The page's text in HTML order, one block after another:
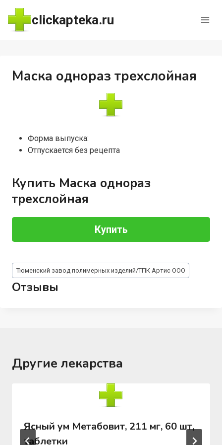
Перейти
содержимому
clickapteka.ru
Маска однораз трехслойная
Форма выпуска:
Отпускается без рецепта
Купить Маска однораз
трехслойная
Купить
Метки
записи:
Тюменский завод полимерных изделий/ТПК Артис ООО
Отзывы
Другие лекарства
Ясный ум Метабовит, 211 мг, 60 шт,
таблетки